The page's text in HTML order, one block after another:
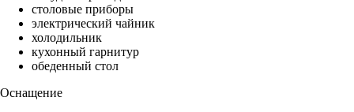
столовые приборы
электрический чайник
холодильник
кухонный гарнитур
обеденный стол
Оснащение